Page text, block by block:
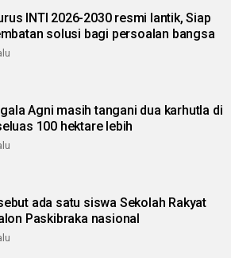
INTI 2026-2030 resmi lantik, Siap
solusi bagi persoalan bangsa
Agni masih tangani dua karhutla di
100 hektare lebih
ada satu siswa Sekolah Rakyat
Paskibraka nasional